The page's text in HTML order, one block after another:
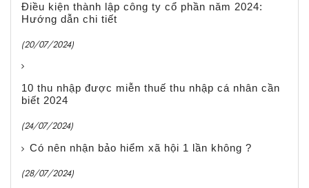
Điều kiện thành lập công ty cổ phần năm 2024:
Hướng dẫn chi tiết
(20/07/2024)
10 thu nhập được miễn thuế thu nhập cá nhân cần
biết 2024
(24/07/2024)
Có nên nhận bảo hiểm xã hội 1 lần không ?
(28/07/2024)